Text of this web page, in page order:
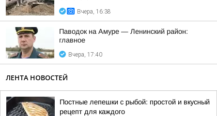
Вчера, 16:38
Паводок на Амуре — Ленинский район:
главное
Вчера, 17:40
ЛЕНТА НОВОСТЕЙ
Постные лепешки с рыбой: простой и вкусный
рецепт для каждого